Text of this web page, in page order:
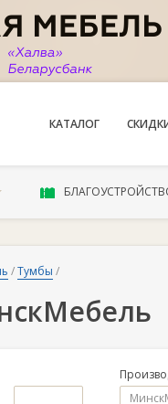
КАТАЛОГ
/Тумбы /